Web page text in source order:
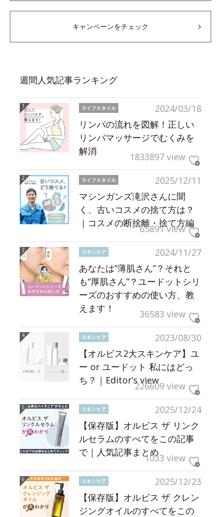
キャンペーンをチェック
週間人気記事ランキング
2024/03/18
ライフスタイル
リンパの流れを図解！正しい
リンパマッサージでむくみを
解消
1833897 view
2025/12/11
ライフスタイル
マシンガンズ滝沢さんに聞
く、古いコスメの捨て方は？
｜コスメの断捨離・捨て方編
65891 view
2024/11/27
スキンケア
あなたは“薄肌さん”？それと
も“厚肌さん”？ユードットシリ
ーズのおすすめの使い方、教
えます！
36583 view
2023/08/30
スキンケア
【オルビス2大スキンケア】ユ
ー or ユードット 私にはどっ
ち？｜Editor’s view226609 view
2025/12/24
スキンケア
【保存版】オルビス ザ リンク
ルセラムのすべてをこの記事
で｜人気記事まとめ1033 view
2025/12/23
スキンケア
【保存版】オルビス ザ クレン
ジングオイルのすべてをこの